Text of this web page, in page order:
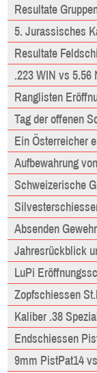
Resultate
5. Jurassisches
Resultate
.223 WIN vs 5.56
Ranglisten
Tag der offenen
Ein Österreicher
Aufbewahrung
Schweizerische
Absenden
Jahresrückblick
LuPi
Zopfschiessen
Kaliber .38
Endschiessen
9mm PistPat14